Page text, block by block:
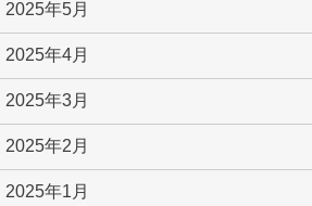
2025年5月
2025年4月
2025年3月
2025年2月
2025年1月